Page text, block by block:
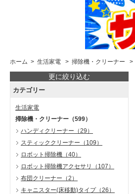
ホーム > 生活家電 > 掃除機・クリーナー >
更に絞り込む
カテゴリー
生活家電
掃除機・クリーナー （599）
ハンディクリーナー （29）
スティッククリーナー （109）
ロボット掃除機 （40）
ロボット掃除機アクセサリ
（107）
布団クリーナー （2）
キャニスター(床移動)タイプ（26）